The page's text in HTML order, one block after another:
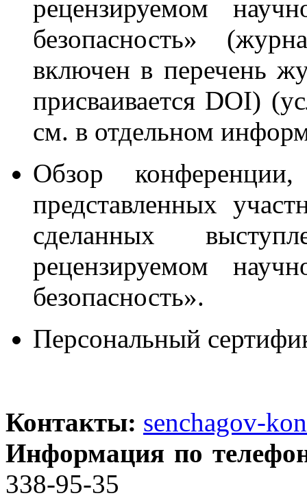
рецензируемом
безопасность»
включен в перечень
присваивается DOI)
см. в отдельном
Обзор
представленных
сделанных
рецензируемом
безопасность».
Персональный
Контакты: senchagov-
Информация по
338-95-35